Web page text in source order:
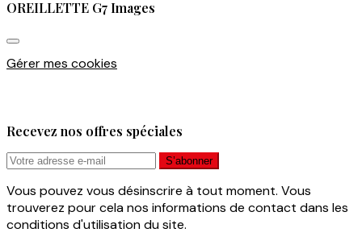
OREILLETTE G7 Images
Gérer mes cookies
Recevez nos offres spéciales
Vous pouvez vous désinscrire à tout moment. Vous
trouverez pour cela nos informations de contact dans les
conditions d'utilisation du site.